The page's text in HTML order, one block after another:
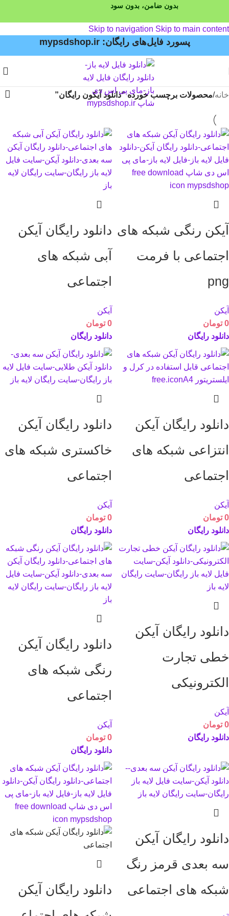
Skip to navigation Skip to main content
پسورد فایل‌های رایگان: mypsdshop.ir
خانه/محصولات برچسب خورده “دانلود آیکون رایگان”
آیکن رنگی شبکه های
اجتماعی با فرمت
png
آیکن
0 تومان
دانلود رایگان
دانلود رایگان آیکن
آبی شبکه های
اجتماعی
آیکن
0 تومان
دانلود رایگان
دانلود رایگان آیکن
انتزاعی شبکه های
اجتماعی
آیکن
0 تومان
دانلود رایگان
دانلود رایگان آیکن
خاکستری شبکه های
اجتماعی
آیکن
0 تومان
دانلود رایگان
دانلود رایگان آیکن
خطی تجارت
الکترونیکی
آیکن
0 تومان
دانلود رایگان
دانلود رایگان آیکن
رنگی شبکه های
اجتماعی
آیکن
0 تومان
دانلود رایگان
دانلود رایگان آیکن
سه بعدی قرمز رنگ
شبکه های اجتماعی
دانلود رایگان آیکن